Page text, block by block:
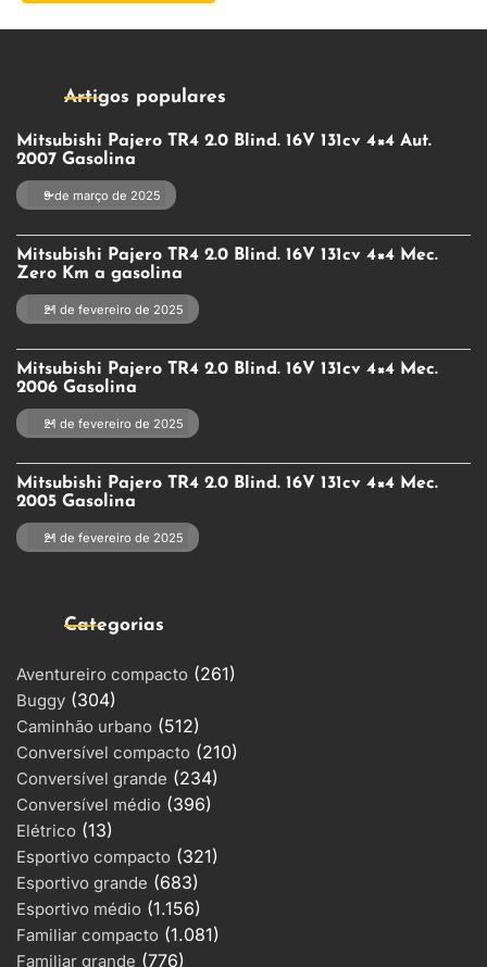
Artigos populares
Mitsubishi Pajero TR4 2.0 Blind. 16V 131cv 4×4 Aut.
2007 Gasolina
9 de março de 2025
Mitsubishi Pajero TR4 2.0 Blind. 16V 131cv 4×4 Mec.
Zero Km a gasolina
21 de fevereiro de 2025
Mitsubishi Pajero TR4 2.0 Blind. 16V 131cv 4×4 Mec.
2006 Gasolina
21 de fevereiro de 2025
Mitsubishi Pajero TR4 2.0 Blind. 16V 131cv 4×4 Mec.
2005 Gasolina
21 de fevereiro de 2025
Categorias
Aventureiro compacto (261)
Buggy (304)
Caminhão urbano (512)
Conversível compacto (210)
Conversível grande (234)
Conversível médio (396)
Elétrico (13)
Esportivo compacto (321)
Esportivo grande (683)
Esportivo médio (1.156)
Familiar compacto (1.081)
Familiar grande (776)